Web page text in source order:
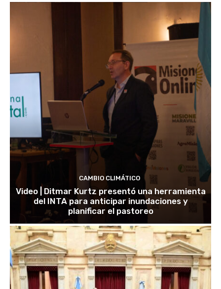
CAMBIO CLIMÁTICO
Video | Ditmar Kurtz presentó una herramienta
del INTA para anticipar inundaciones y
planificar el pastoreo